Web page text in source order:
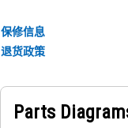
保修信息
退货政策
Parts